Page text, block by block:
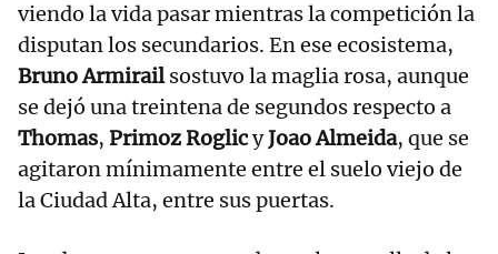
viendo la vida pasar mientras la competición la
disputan los secundarios. En ese ecosistema,
Bruno Armirailsostuvo la maglia rosa, aunque
se dejó una treintena de segundos respecto a
Thomas, Primoz RoglicyJoao Almeida, que se
agitaron mínimamente entre el suelo viejo de
la Ciudad Alta, entre sus puertas.